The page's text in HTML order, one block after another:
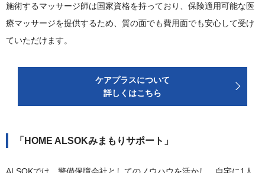
施術するマッサージ師は国家資格を持っており、保険適用可能な医
療マッサージを提供するため、質の面でも費用面でも安心して受け
ていただけます。
ケアプラスについて
詳しくはこちら
「HOME ALSOKみまもりサポート」